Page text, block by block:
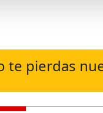
te pierdas